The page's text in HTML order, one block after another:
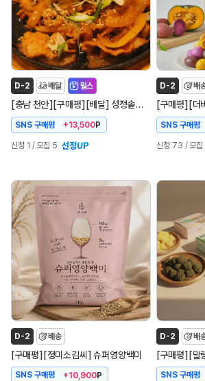
D-2 배달 릴스
[충남 천안] [구매평] [배달] 성정솥뚜껑
SNS 구매평 +13,500P
신청 1 / 모집 5
D-2 배
[구매평] [더
SNS 구매평
신청 73 / 모
D-2 배송
[구매평] [정미소김씨 ] 슈퍼영양백미
SNS 구매평 +10,900P
D-2 배
[구매평] [말
SNS 구매평